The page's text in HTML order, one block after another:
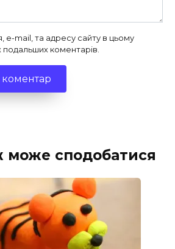
e-mail, та адресу сайту в цьому
подальших коментарів.
може сподобатися